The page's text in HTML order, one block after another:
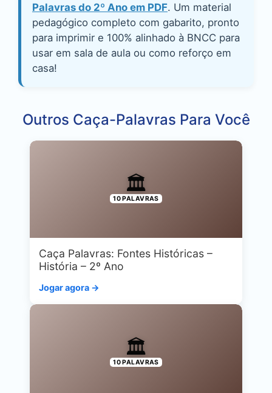
Palavras do 2º Ano em PDF. Um material
pedagógico completo com gabarito, pronto
para imprimir e 100% alinhado à BNCC para
usar em sala de aula ou como reforço em
casa!
Outros Caça-Palavras Para Você
🏛️
10 PALAVRAS
Caça Palavras: Fontes Históricas –
História – 2º Ano
Jogar agora →
🏛️
10 PALAVRAS